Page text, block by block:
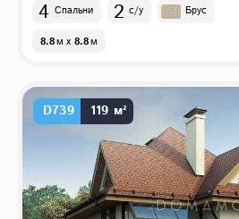
4 Спальни 2 с/у Брус
8.8м x 8.8м
D739 119 м²